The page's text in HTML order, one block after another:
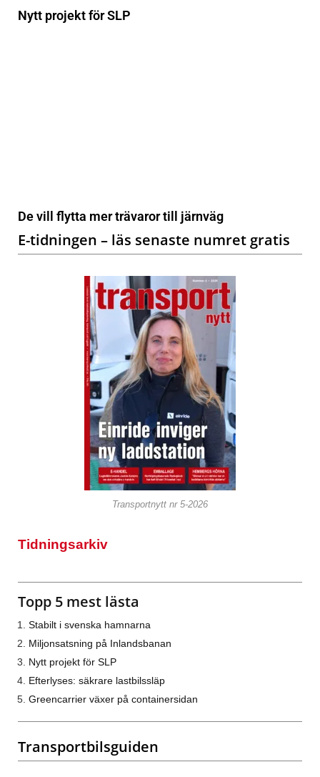
Nytt projekt för SLP
De vill flytta mer trävaror till järnväg
E-tidningen – läs senaste numret gratis
Transportnytt nr 5-2026
Tidningsarkiv
Topp 5 mest lästa
Stabilt i svenska hamnarna
Miljonsatsning på Inlandsbanan
Nytt projekt för SLP
Efterlyses: säkrare lastbilssläp
Greencarrier växer på containersidan
Transportbilsguiden